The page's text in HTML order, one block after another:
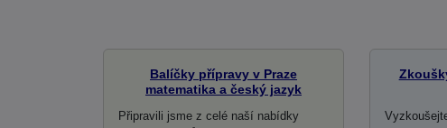
Balíčky přípravy v Praze
matematika a český jazyk
Připravili jsme z celé naší nabídky